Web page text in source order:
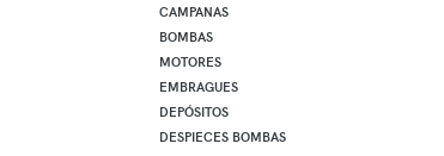
CAMPANAS
BOMBAS
MOTORES
EMBRAGUES
DEPÓSITOS
DESPIECES BOMBAS